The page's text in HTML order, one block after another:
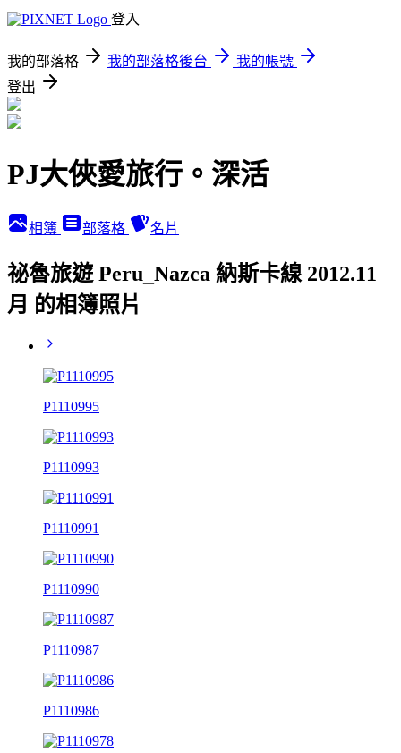
登入
我的部落格 我的部落格後台
我的帳號
登出
PJ大俠愛旅行。深活
相簿 部落格 名片
祕魯旅遊 Peru_Nazca 納斯卡線 2012.11
月 的相簿照片
P1110995
P1110993
P1110991
P1110990
P1110987
P1110986